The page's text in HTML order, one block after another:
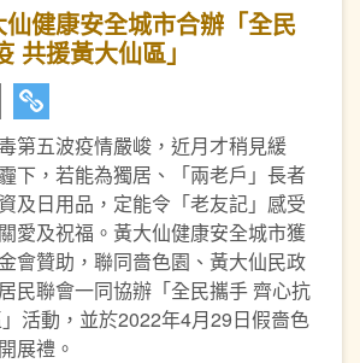
健康安全城市合辦「全民
共援黃大仙區」
第五波疫情嚴峻，近月才稍見緩
下，若能為獨居、「兩老戶」長者
及日用品，定能令「老友記」感受
愛及祝福。黃大仙健康安全城市獲
會贊助，聯同嗇色園、黃大仙民政
民聯會一同協辦「全民攜手 齊心抗
活動，並於2022年4月29日假嗇色
展禮。